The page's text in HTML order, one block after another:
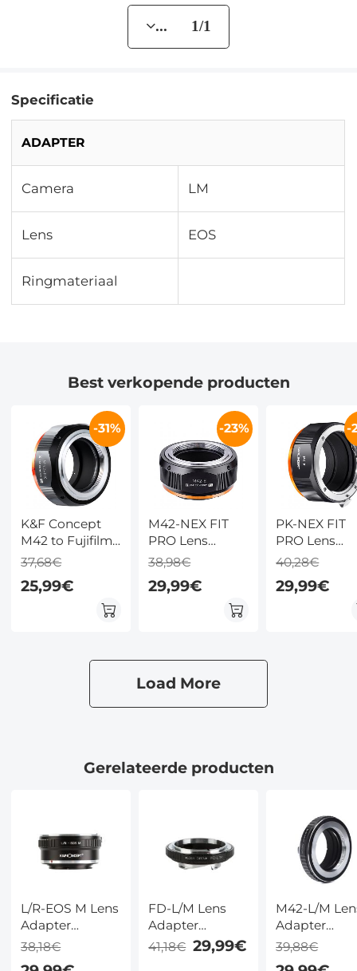
... 1/1
Specificatie
ADAPTER
Camera LM
Lens EOS
Ringmateriaal
Best verkopende producten
-31%
K&F Concept
M42 to Fujifilm
X Mount
Adapter
37,68€
25,99€
-23%
M42-NEX FIT
PRO Lens
Adapter –
Handmatige
Focus voor M42
DSLR Lenzen
38,98€
29,99€
-
PK-NEX FIT
PRO Lens
Adapter
Handmatige
Focus
40,28€
29,99€
Load More
Gerelateerde producten
L/R-EOS M Lens
Adapter
Handmatige
Focus
38,18€
FD-L/M Lens
Adapter
Handmatige
Focus
41,18€ 29,99€
M42-L/M
Adapter
Handmatige
Focus
39,88€